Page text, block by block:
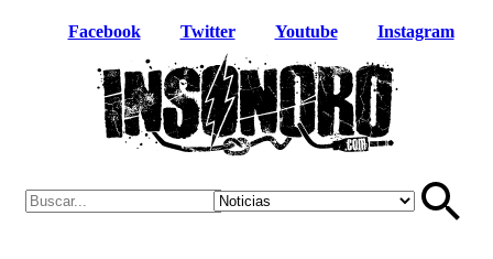
Facebook Twitter Youtube Instagram